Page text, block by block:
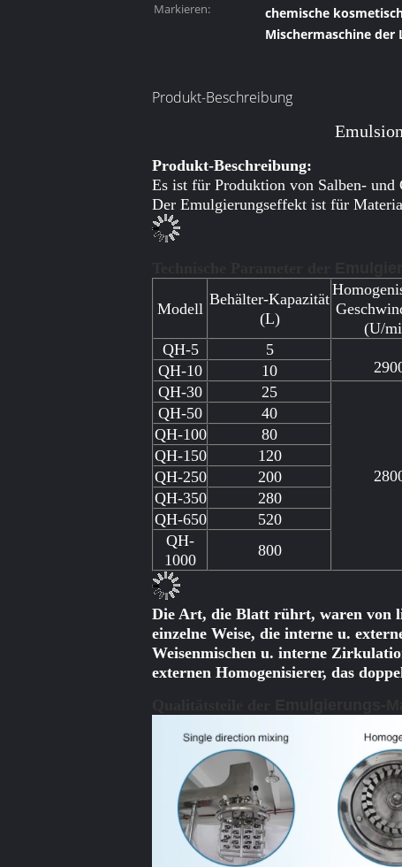
Markieren:
chemische
Mischermaschine der
Produkt-Beschreibung
Produkt-Beschreibung:
Es ist für Produktion von Salben- und
Der Emulgierungseffekt ist für
Modell
Behälter-Kapazität
(L)
(U/
QH-5
5
QH-10
10
QH-30
25
QH-50
40
QH-100
80
QH-150
120
QH-250
200
QH-350
280
QH-650
520
QH-
1000
800
Die Art, die Blatt rührt, waren von
einzelne Weise, die interne u.
Weisenmischen u. interne
externen Homogenisierer, das